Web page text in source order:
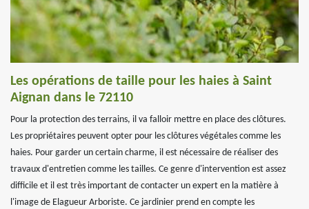
Les opérations de taille pour les haies à Saint
Aignan dans le 72110
Pour la protection des terrains, il va falloir mettre en place des clôtures.
Les propriétaires peuvent opter pour les clôtures végétales comme les
haies. Pour garder un certain charme, il est nécessaire de réaliser des
travaux d'entretien comme les tailles. Ce genre d'intervention est assez
difficile et il est très important de contacter un expert en la matière à
l'image de Elagueur Arboriste. Ce jardinier prend en compte les